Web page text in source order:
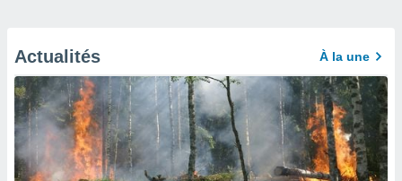
Actualités À la une